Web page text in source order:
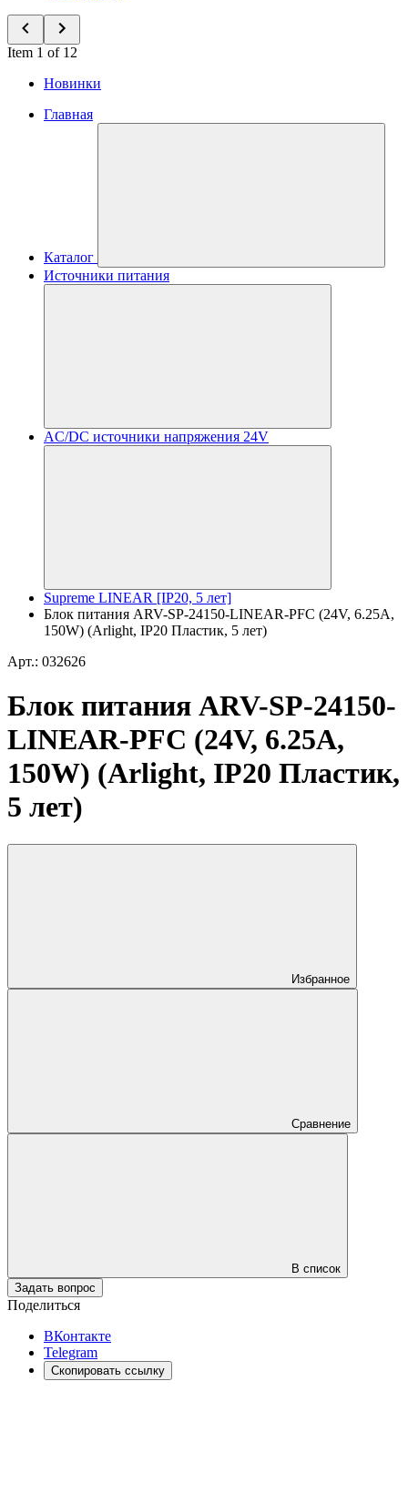
Item 1 of 12
Новинки
Главная
Каталог
Источники питания
AC/DC источники напряжения 24V
Supreme LINEAR [IP20, 5 лет]
Блок питания ARV-SP-24150-LINEAR-PFC (24V, 6.25A,
150W) (Arlight, IP20 Пластик, 5 лет)
Арт.: 032626
Блок питания ARV-SP-24150-
LINEAR-PFC (24V, 6.25A,
150W) (Arlight, IP20 Пластик,
5 лет)
Избранное
Сравнение
В список
Задать вопрос
Поделиться
ВКонтакте
Telegram
Скопировать ссылку